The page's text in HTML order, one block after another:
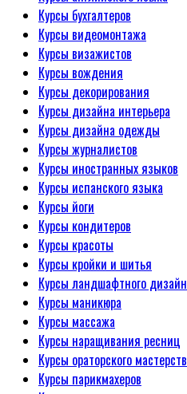
Курсы бухгалтеров
Курсы видеомонтажа
Курсы визажистов
Курсы вождения
Курсы декорирования
Курсы дизайна интерьера
Курсы дизайна одежды
Курсы журналистов
Курсы иностранных языков
Курсы испанского языка
Курсы йоги
Курсы кондитеров
Курсы красоты
Курсы кройки и шитья
Курсы ландшафтного
Курсы маникюра
Курсы массажа
Курсы наращивания ресниц
Курсы ораторского
Курсы парикмахеров